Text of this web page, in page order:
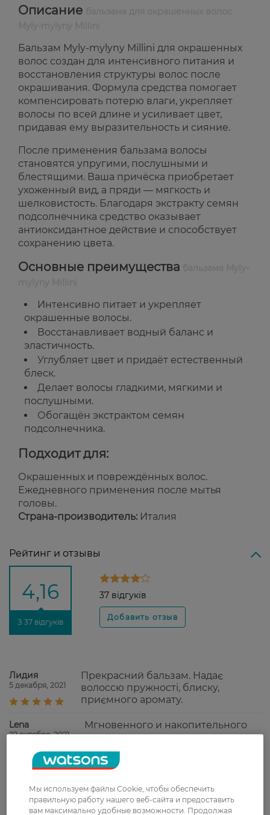
Описание
Бальзам Myly-mylyny Millini для окрашенных
волос создан для интенсивного питания и
восстановления структуры волос после
окрашивания. Формула средства помогает
компенсировать потерю влаги, укрепляет
волосы по всей длине и усиливает цвет,
придавая ему выразительность и сияние.
После применения бальзама волосы
становятся упругими, послушными и
блестящими. Ваша причёска приобретает
ухоженный вид, а пряди — мягкость и
шелковистость. Благодаря экстракту семян
подсолнечника средство оказывает
антиоксидантное действие и способствует
сохранению цвета.
Основные преимущества
Интенсивно питает и укрепляет
окрашенные волосы.
Восстанавливает водный баланс и
эластичность.
Углубляет цвет и придаёт естественный
блеск.
Делает волосы гладкими, мягкими и
послушными.
Обогащён экстрактом семян
подсолнечника.
Подходит для:
Окрашенных и повреждённых волос.
Ежедневного применения после мытья
головы.
Страна-производитель: Италия
Рейтинг и отзывы
4,16
З 37 відгуків
37 відгуків
Лидия
5 декабря, 2021
Прекрасний бальзам. Надає
волоссю пружності, блиску,
приємного аромату.
Lena
22 октября, 2021
Мгновенного и накопительного
питания и увлажнения не
заметила. Может бальзам и питает
волосы, но для моих точно не
хватает питания. Очень слабый
бальзам и бесполезный для меня.
Наталія Бальзам хороший за такую цену.
Мы используем файлы Cookie, чтобы обеспечить
правильную работу нашего веб-сайта и предоставить
вам максимально удобные возможности. Продолжая